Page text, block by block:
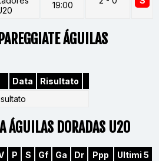
19:00
ÁGUILAS
Data
Risultato
ÁGUILAS DORADAS U20
P S Gf Ga Dr Ppp
Ultimi 5